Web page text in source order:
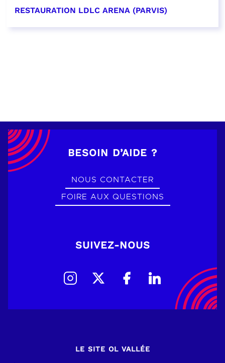
RESTAURATION LDLC ARENA (PARVIS)
BESOIN D’AIDE ?
NOUS CONTACTER
FOIRE AUX QUESTIONS
SUIVEZ-NOUS
LE SITE OL VALLÉE